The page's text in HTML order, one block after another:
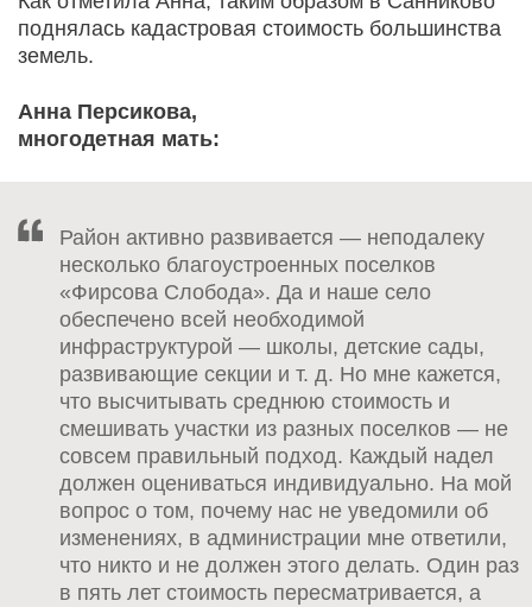
поднялась кадастровая стоимость большинства
земель.
Анна Персикова,
многодетная мать:
Район активно развивается — неподалеку
несколько благоустроенных поселков
«Фирсова Слобода». Да и наше село
обеспечено всей необходимой
инфраструктурой — школы, детские сады,
развивающие секции и т. д. Но мне кажется,
что высчитывать среднюю стоимость и
смешивать участки из разных поселков — не
совсем правильный подход. Каждый надел
должен оцениваться индивидуально. На мой
вопрос о том, почему нас не уведомили об
изменениях, в администрации мне ответили,
что никто и не должен этого делать. Один раз
в пять лет стоимость пересматривается, а